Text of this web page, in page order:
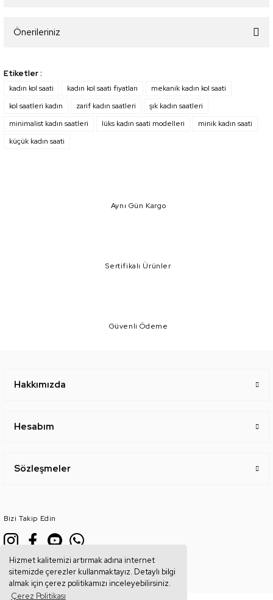
Hizmet kalitemizi artırmak adına internet
sitemizde çerezler kullanmaktayız. Detaylı bilgi
almak için çerez politikamızı inceleyebilirsiniz.
Çerez Politikası
Altın kaplama
değilse alerjik var çünkü.saygilarimla.
N... T... | 27/12/2023
Yorum Yaz
Önerileriniz
yetersiz gördüğünüz noktaları öneri formunu kullanarak tarafımıza
iletebilirsiniz.
Ürün açıklamasında eksik bilgiler bulunuyor.
Etiketler :
kadın kol saati kadın kol saati fiyatları
mekanik kadın kol saati
kol saatleri kadın
zarif kadın saatleri
şık kadın saatleri
minimalist kadın saatleri
lüks kadın saati modelleri
minik kadın saati
küçük kadın saati
Aynı Gün Kargo
Sertifikalı Ürünler
Güvenli Ödeme
Hakkımızda
Hesabım
Sözleşmeler
Bizi Takip Edin